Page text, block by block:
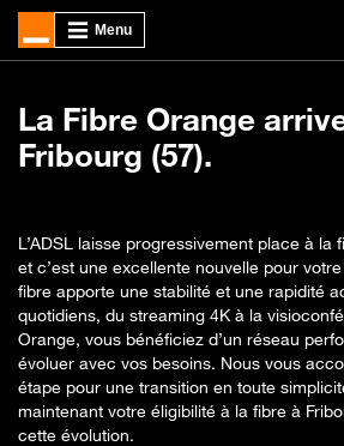
La Fibre Orange
Fribourg (57).
L’ADSL laisse progressivement place à la
et c’est une excellente nouvelle pour
fibre apporte une stabilité et une rapidité
quotidiens, du streaming 4K à la
Orange, vous bénéficiez d’un réseau
évoluer avec vos besoins. Nous vous
étape pour une transition en toute
maintenant votre éligibilité à la fibre à
cette évolution.